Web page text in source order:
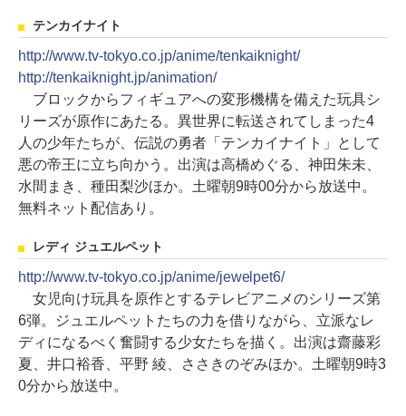
テンカイナイト
http://www.tv-tokyo.co.jp/anime/tenkaiknight/
http://tenkaiknight.jp/animation/
ブロックからフィギュアへの変形機構を備えた玩具シ
リーズが原作にあたる。異世界に転送されてしまった4
人の少年たちが、伝説の勇者「テンカイナイト」として
悪の帝王に立ち向かう。出演は高橋めぐる、神田朱未、
水間まき、種田梨沙ほか。土曜朝9時00分から放送中。
無料ネット配信あり。
レディ ジュエルペット
http://www.tv-tokyo.co.jp/anime/jewelpet6/
女児向け玩具を原作とするテレビアニメのシリーズ第
6弾。ジュエルペットたちの力を借りながら、立派なレ
ディになるべく奮闘する少女たちを描く。出演は齋藤彩
夏、井口裕香、平野 綾、ささきのぞみほか。土曜朝9時3
0分から放送中。